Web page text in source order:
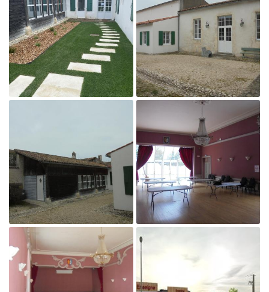

Agrandir la photo
Agrandir la photo
